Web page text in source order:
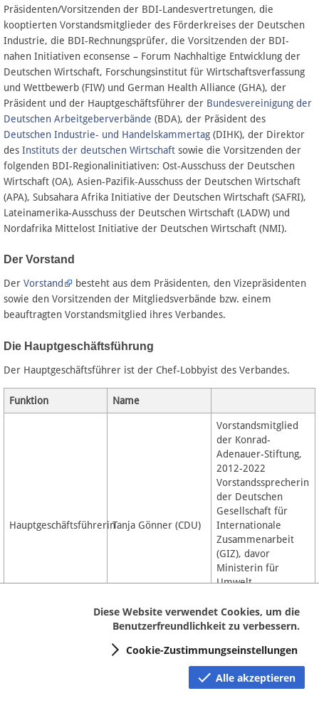
Präsidenten/Vorsitzenden der BDI-Landesvertretungen, die
kooptierten Vorstandsmitglieder des Förderkreises der Deutschen
Industrie, die BDI-Rechnungsprüfer, die Vorsitzenden der BDI-
nahen Initiativen econsense – Forum Nachhaltige Entwicklung der
Deutschen Wirtschaft, Forschungsinstitut für Wirtschaftsverfassung
und Wettbewerb (FIW) und German Health Alliance (GHA), der
Präsident und der Hauptgeschäftsführer der Bundesvereinigung der
Deutschen Arbeitgeberverbände (BDA), der Präsident des
Deutschen Industrie- und Handelskammertag (DIHK), der Direktor
des Instituts der deutschen Wirtschaft sowie die Vorsitzenden der
folgenden BDI-Regionalinitiativen: Ost-Ausschuss der Deutschen
Wirtschaft (OA), Asien-Pazifik-Ausschuss der Deutschen Wirtschaft
(APA), Subsahara Afrika Initiative der Deutschen Wirtschaft (SAFRI),
Lateinamerika-Ausschuss der Deutschen Wirtschaft (LADW) und
Nordafrika Mittelost Initiative der Deutschen Wirtschaft (NMI).
Der Vorstand
Der Vorstand
besteht aus dem Präsidenten, den Vizepräsidenten
sowie den Vorsitzenden der Mitgliedsverbände bzw. einem
beauftragten Vorstandsmitglied ihres Verbandes.
Die Hauptgeschäftsführung
Der Hauptgeschäftsführer ist der Chef-Lobbyist des Verbandes.
Funktion Name
HauptgeschäftsführerinTanja Gönner (CDU)
Vorstandsmitglied
der Konrad-
Adenauer-Stiftung,
2012-2022
Vorstandssprecherin
der Deutschen
Gesellschaft für
Internationale
Zusammenarbeit
(GIZ), davor
Ministerin für
Umwelt,
Verkehr des Landes
Baden-Württemberg
Holger Lösch
Diese Website verwendet Cookies, um die
Benutzerfreundlichkeit zu verbessern.
Cookie-Zustimmungseinstellungen
Alle akzeptieren